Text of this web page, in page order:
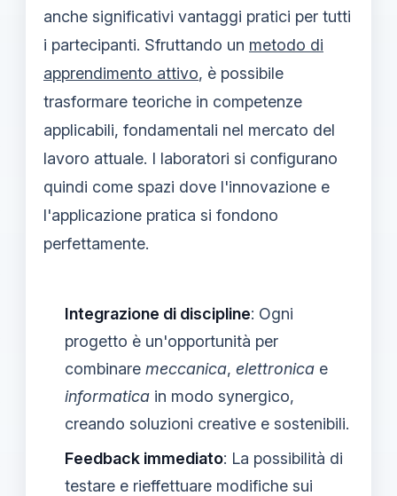
anche significativi vantaggi pratici per tutti
i partecipanti. Sfruttando un metodo di
apprendimento attivo, è possibile
trasformare teoriche in competenze
applicabili, fondamentali nel mercato del
lavoro attuale. I laboratori si configurano
quindi come spazi dove l'innovazione e
l'applicazione pratica si fondono
perfettamente.
Integrazione di discipline: Ogni
progetto è un'opportunità per
combinare meccanica, elettronica e
informatica in modo synergico,
creando soluzioni creative e sostenibili.
Feedback immediato: La possibilità di
testare e rieffettuare modifiche sui